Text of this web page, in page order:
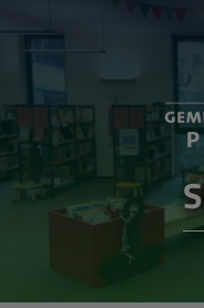
Wir über
Service